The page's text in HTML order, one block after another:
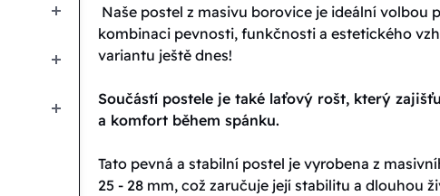
Naše postel z masivu borovice je ideální volbou
kombinaci pevnosti, funkčnosti a estetického
variantu ještě dnes!
Součástí postele je také laťový rošt, který
a komfort během spánku.
Tato pevná a stabilní postel je vyrobena z
25 - 28 mm, což zaručuje její stabilitu a dlouhou